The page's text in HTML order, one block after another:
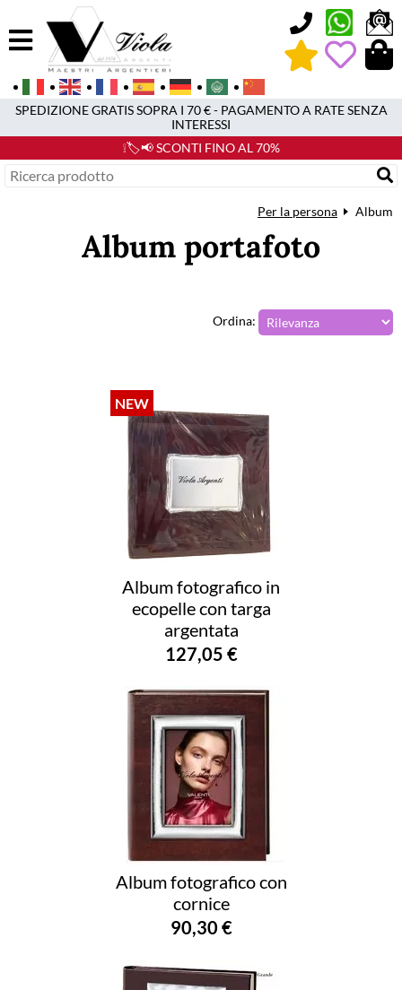
SPEDIZIONE GRATIS SOPRA I 70 € - PAGAMENTO A RATE SENZA
INTERESSI
❕🏷️📢 SCONTI FINO AL 70%
Per la persona Album
Album portafoto
Ordina:
Album fotografico in
ecopelle con targa
argentata
127,05 €
Album fotografico con
cornice
90,30 €